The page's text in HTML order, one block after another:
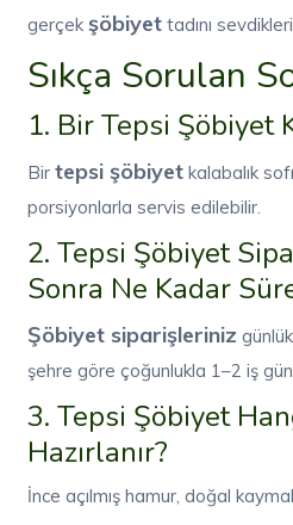
gerçek şöbiyettadını
Sıkça Sorulan
1. Bir Tepsi Şöbiyet
Bir tepsi şöbiyetkalabalık
porsiyonlarla servis edilebilir.
2. Tepsi Şöbiyet
Sonra Ne Kadar
Şöbiyet siparişleriniz
şehre göre çoğunlukla 1–2 iş
3. Tepsi Şöbiyet
Hazırlanır?
İnce açılmış hamur, doğal